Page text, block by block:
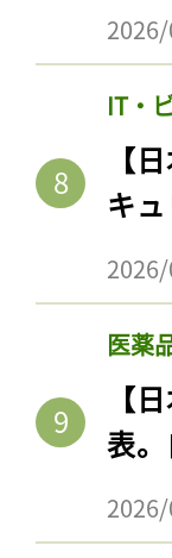
IT・
【
キ
医薬
【
表